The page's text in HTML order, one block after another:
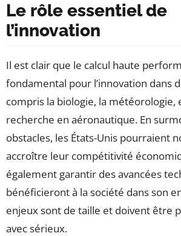
Le rôle essentiel de
l’innovation
Il est clair que le calcul haute
fondamental pour l’innovation dans
compris la biologie, la météorologie,
recherche en aéronautique. En
obstacles, les États-Unis pourraient
accroître leur compétitivité
également garantir des avancées
bénéficieront à la société dans son
enjeux sont de taille et doivent être
avec sérieux.